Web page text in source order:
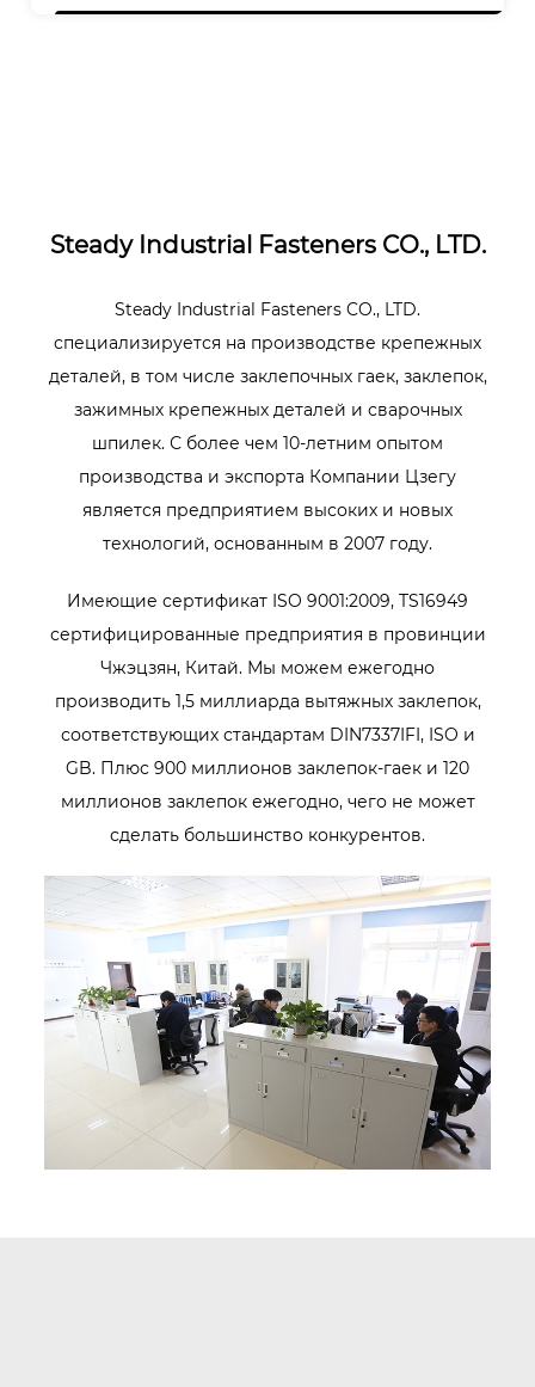
Steady Industrial Fasteners CO., LTD.
Steady Industrial Fasteners CO., LTD.
специализируется на производстве крепежных
деталей, в том числе заклепочных гаек, заклепок,
зажимных крепежных деталей и сварочных
шпилек. С более чем 10-летним опытом
производства и экспорта Компании Цзегу
является предприятием высоких и новых
технологий, основанным в 2007 году.
Имеющие сертификат ISO 9001:2009, TS16949
сертифицированные предприятия в провинции
Чжэцзян, Китай. Мы можем ежегодно
производить 1,5 миллиарда вытяжных заклепок,
соответствующих стандартам DIN7337IFI, ISO и
GB. Плюс 900 миллионов заклепок-гаек и 120
миллионов заклепок ежегодно, чего не может
сделать большинство конкурентов.